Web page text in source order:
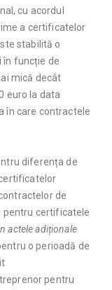
cu acordul
a certificatelor
stabilită o
în funcție de
mică decât
euro la data
în care contractele
diferența de
de
pentru certificatele
actele adiționale
o perioadă de
pentru